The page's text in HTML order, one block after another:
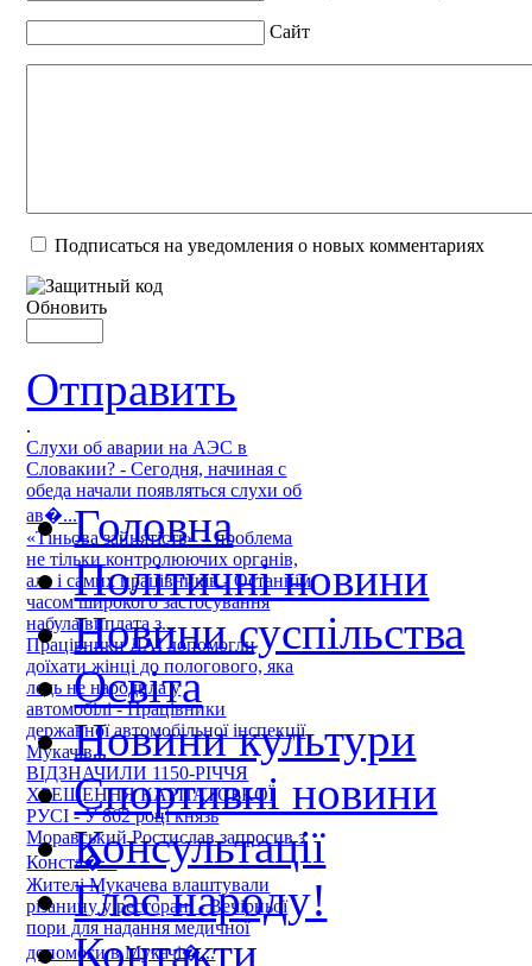
Сайт
Подписаться на уведомления о новых комментариях
Обновить
Отправить
.
Слухи об аварии на АЭС в
Словакии? - Сегодня, начиная с
обеда начали появляться слухи об
ав�...
«Тіньова зайнятість» – проблема
не тільки контролюючих органів,
але і самих працівників - Останнім
часом широкого застосування
набула виплата з...
Працівники ДАІ допомогли
доїхати жінці до пологового, яка
ледь не народила у
автомобілі - Працівники
державної автомобільної інспекції
Мукачів...
ВІДЗНАЧИЛИ 1150-РІЧЧЯ
ХРЕЩЕННЯ КАРПАТСЬКОЇ
РУСІ - У 862 році князь
Моравський Ростислав запросив з
Конста�...
Жителі Мукачева влаштували
різанину у ресторані - Вечірньої
пори для надання медичної
допомоги в Мукачі�...
Головна
Політичні новини
Новини суспільства
Освіта
Новини культури
Спортивні новини
Консультації
Глас народу!
Контакти